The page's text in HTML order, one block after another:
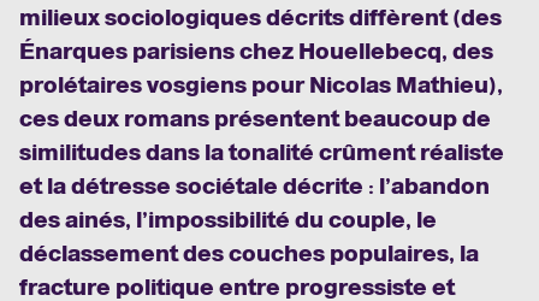
milieux sociologiques décrits diffèrent (des
Énarques parisiens chez Houellebecq, des
prolétaires vosgiens pour Nicolas Mathieu),
ces deux romans présentent beaucoup de
similitudes dans la tonalité crûment réaliste
et la détresse sociétale décrite : l’abandon
des ainés, l’impossibilité du couple, le
déclassement des couches populaires, la
fracture politique entre progressiste et